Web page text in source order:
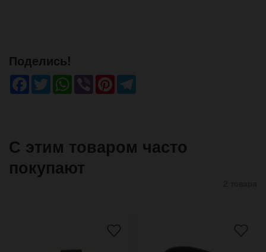
Поделись!
Facebook
TwitterWhatsApp
ViberPinterest
С этим товаром часто
покупают